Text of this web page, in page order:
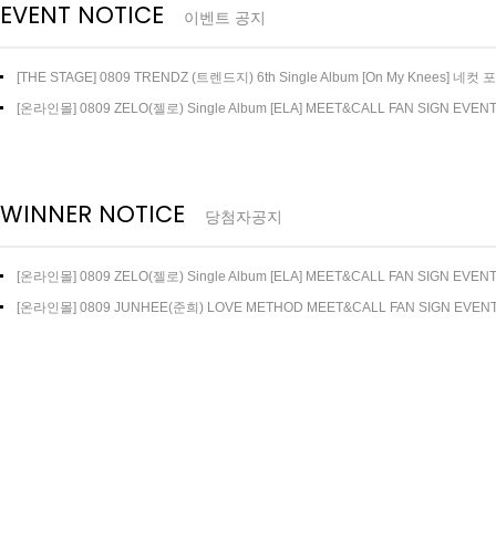
EVENT NOTICE 이벤트 공지
[THE STAGE] 0809 TRENDZ (트렌드지) 6th Single Album [On My Knees] 네컷
[온라인몰] 0809 ZELO(젤로) Single Album [ELA] MEET&CALL FAN SIGN EVENT
WINNER NOTICE 당첨자공지
[온라인몰] 0809 ZELO(젤로) Single Album [ELA] MEET&CALL FAN SIGN
[온라인몰] 0809 JUNHEE(준희) LOVE METHOD MEET&CALL FAN SIGN